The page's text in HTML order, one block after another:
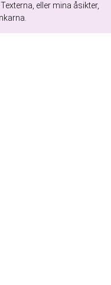
eller mina åsikter,